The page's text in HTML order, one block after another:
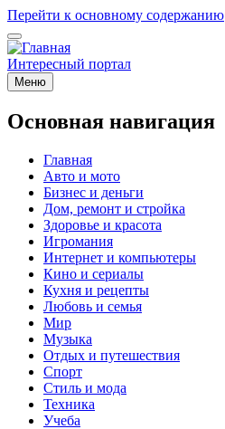
Перейти к основному содержанию
Интересный портал
Меню
Основная навигация
Главная
Авто и мото
Бизнес и деньги
Дом, ремонт и стройка
Здоровье и красота
Игромания
Интернет и компьютеры
Кино и сериалы
Кухня и рецепты
Любовь и семья
Мир
Музыка
Отдых и путешествия
Спорт
Стиль и мода
Техника
Учеба